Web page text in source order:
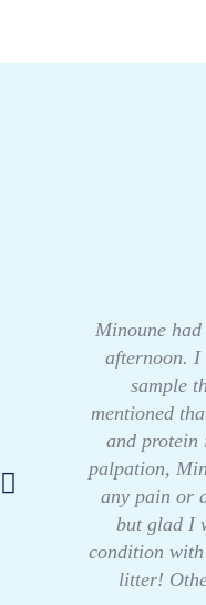
Minoune
afternoon. I
sample
mentioned
and protein
palpation,
any pain or
but glad I
condition
litter!